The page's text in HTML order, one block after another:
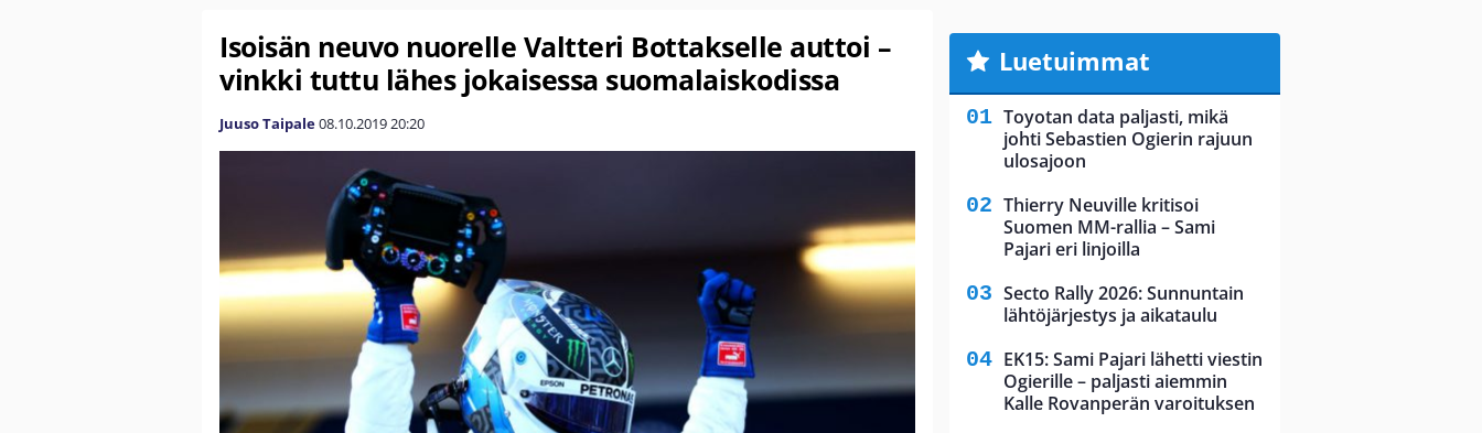
Isoisän neuvo nuorelle Valtteri Bottakselle auttoi –
vinkki tuttu lähes jokaisessa suomalaiskodissa
Juuso Taipale08.10.201920:20
Luetuimmat
Toyotan data paljasti, mikä
johti Sebastien Ogierin rajuun
ulosajoon
Thierry Neuville kritisoi
Suomen MM-rallia – Sami
Pajari eri linjoilla
Secto Rally 2026: Sunnuntain
lähtöjärjestys ja aikataulu
EK15: Sami Pajari lähetti viestin
Ogierille – paljasti aiemmin
Kalle Rovanperän varoituksen